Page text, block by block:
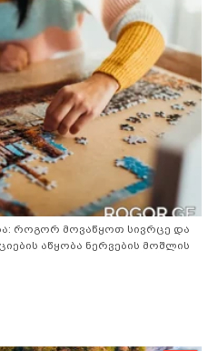
როგორ მოვაწყოთ სივრცე და
აწყობა ნერვების მოშლის